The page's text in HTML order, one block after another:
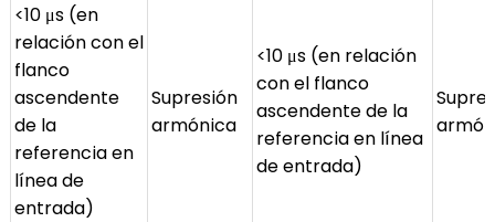
<10 μs (en
relación con el
flanco
ascendente
de la
referencia en
línea de
entrada)
Supresión
armónica
<10 μs (en relación
con el flanco
ascendente de la
referencia en línea
de entrada)